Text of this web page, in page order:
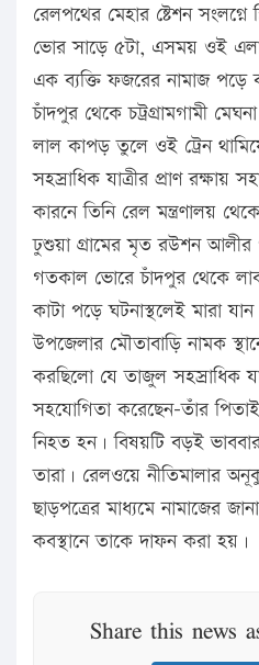
রেলপথের মেহার ষ্টেশন
ভোর সাড়ে ৫টা, এসময় ওই
এক ব্যক্তি ফজরের নামাজ পড়ে
চাঁদপুর থেকে চট্রগ্রামগামী
লাল কাপড় তুলে ওই ট্রেন
সহস্রাধিক যাত্রীর প্রাণ রক্ষায়
কারনে তিনি রেল মন্ত্রণালয়
ঢুশুয়া গ্রামের মৃত রউশন
গতকাল ভোরে চাঁদপুর থেকে
কাটা পড়ে ঘটনাস্থলেই মারা
উপজেলার মৌতাবাড়ি নামক
করছিলো যে তাজুল সহস্রাধিক
সহযোগিতা করেছেন-তাঁর
নিহত হন। বিষয়টি বড়ই
তারা। রেলওয়ে নীতিমালার
ছাড়পত্রের মাধ্যমে নামাজের
কবস্থানে তাকে দাফন করা হয়।
Share this news